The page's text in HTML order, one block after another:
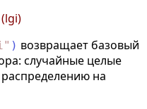
" ) возвращает базовый
случайные целые
на